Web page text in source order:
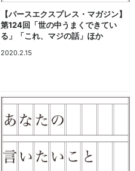
【パースエクスプレス・マガジン】
第124回「世の中うまくできてい
る」「これ、マジの話」ほか
2020.2.15